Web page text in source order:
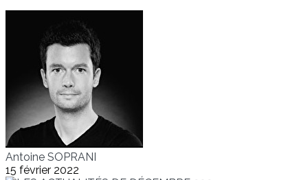
Antoine SOPRANI
15 février 2022